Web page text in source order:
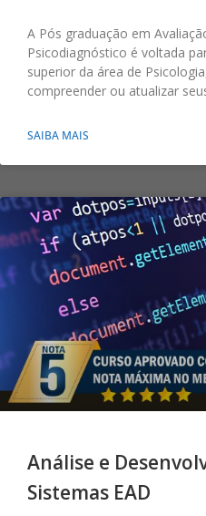
A Pós graduação em
Psicodiagnóstico é voltada
superior da área de
compreender ou atualizar
SAIBA MAIS
Análise e
Sistemas EAD